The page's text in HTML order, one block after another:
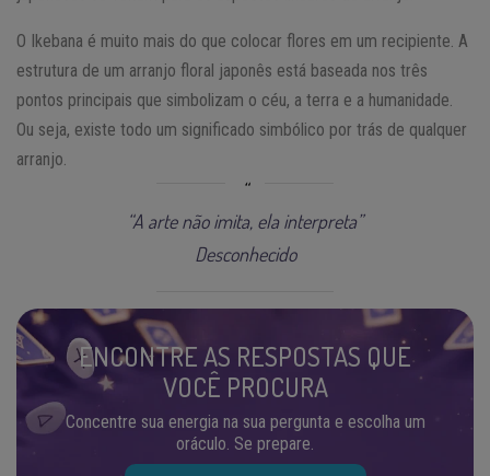
O Ikebana é muito mais do que colocar flores em um recipiente. A
estrutura de um arranjo floral japonês está baseada nos três
pontos principais que simbolizam o céu, a terra e a humanidade.
Ou seja, existe todo um significado simbólico por trás de qualquer
arranjo.
“A arte não imita, ela interpreta”
Desconhecido
ENCONTRE AS RESPOSTAS QUE
VOCÊ PROCURA
Concentre sua energia na sua pergunta e escolha um
oráculo. Se prepare.